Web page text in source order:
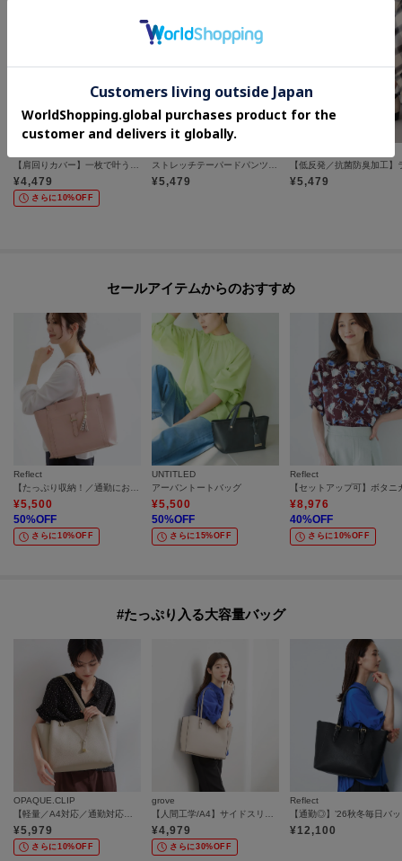
¥4,479
さらに10%OFF
¥5,479 ¥5,479
セールアイテムからのおすすめ
Reflect
【たっぷり収納！／通勤におすすめ】’26春夏毎日バッグ
¥5,500
50%OFF
さらに10%OFF
UNTITLED
アーバントートバッグ
¥5,500
50%OFF
さらに15%OFF
Reflect
¥8,976
40%OFF
さらに10%OFF
#たっぷり入る大容量バッグ
OPAQUE.CLIP
¥5,979
さらに10%OFF
grove
¥4,979
さらに30%OFF
Reflect
【通勤◎】’26秋冬毎日バ
¥12,100